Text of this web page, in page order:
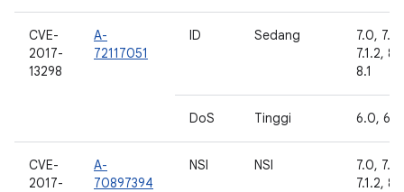
CVE-
2017-
13298
A-
72117051
ID Sedang
7.0,
7.1.2,
8.1
DoS Tinggi 6.0,
CVE-
2017-
A-
70897394
NSI NSI
7.0,
7.1.2,